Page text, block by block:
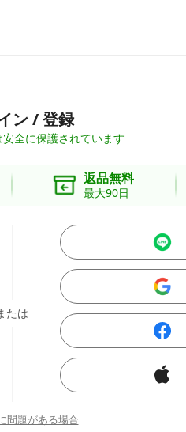
ン / 登録
全に保護されています
返品無料
最大90日
たは
問題がある場合